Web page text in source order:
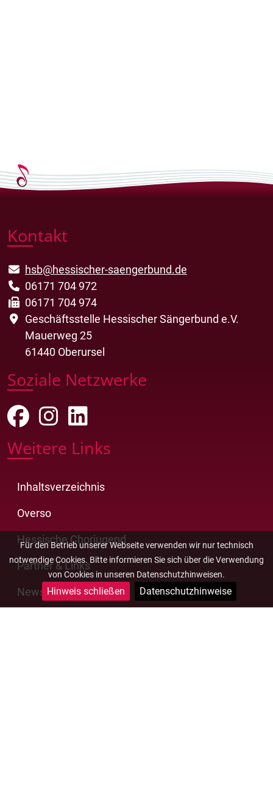
Für den Betrieb unserer Webseite verwenden wir nur technisch
notwendige Cookies. Bitte informieren Sie sich über die Verwendung
von Cookies in unseren Datenschutzhinweisen.
Hinweis schließen Datenschutzhinweise
Kontakt
hsb@hessischer-saengerbund.de
06171 704 972
06171 704 974
Geschäftsstelle Hessischer Sängerbund e.V.
Mauerweg 25
61440 Oberursel
Soziale Netzwerke
Weitere Links
Inhaltsverzeichnis
Overso
Hessische Chorjugend
Partner & Links
Newsletter